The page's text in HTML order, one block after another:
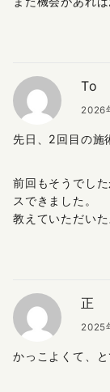
To
2026
先日、2回目の施
前回もそうでし
スできました。
教えていただい
正
2025
かっこよくて、